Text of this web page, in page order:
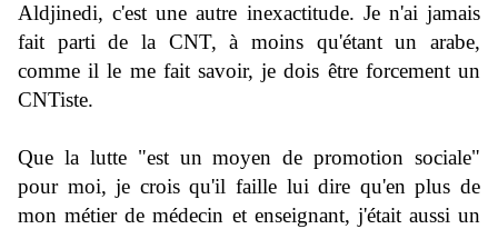
Aldjinedi, c'est une autre inexactitude. Je n'ai jamais
fait parti de la CNT, à moins qu'étant un arabe,
comme il le me fait savoir, je dois être forcement un
CNTiste.
Que la lutte "est un moyen de promotion sociale"
pour moi, je crois qu'il faille lui dire qu'en plus de
mon métier de médecin et enseignant, j'était aussi un